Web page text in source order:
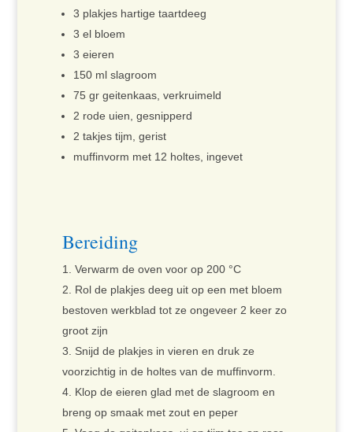
3 plakjes hartige taartdeeg
3 el bloem
3 eieren
150 ml slagroom
75 gr geitenkaas, verkruimeld
2 rode uien, gesnipperd
2 takjes tijm, gerist
muffinvorm met 12 holtes, ingevet
Bereiding
Verwarm de oven voor op 200 °C
Rol de plakjes deeg uit op een met bloem
bestoven werkblad tot ze ongeveer 2 keer zo
groot zijn
Snijd de plakjes in vieren en druk ze
voorzichtig in de holtes van de muffinvorm.
Klop de eieren glad met de slagroom en
breng op smaak met zout en peper